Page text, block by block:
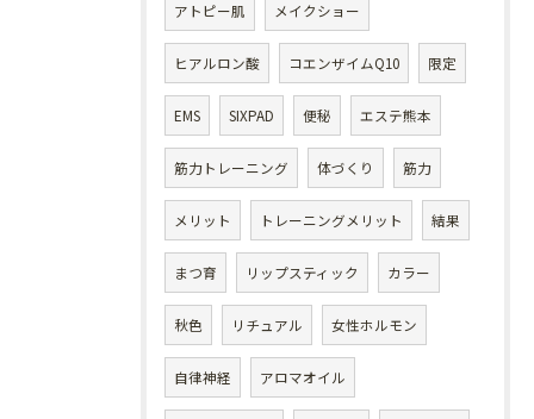
アトピー肌 メイクショー
ヒアルロン酸 コエンザイムQ10 限定
EMS SIXPAD 便秘 エステ熊本
筋力トレーニング 体づくり 筋力
メリット トレーニングメリット 結果
まつ育 リップスティック カラー
秋色 リチュアル 女性ホルモン
自律神経 アロマオイル